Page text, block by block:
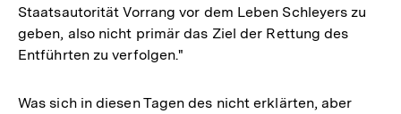
Staatsautorität Vorrang vor dem Leben Schleyers zu
geben, also nicht primär das Ziel der Rettung des
Entführten zu verfolgen."
Was sich in diesen Tagen des nicht erklärten, aber